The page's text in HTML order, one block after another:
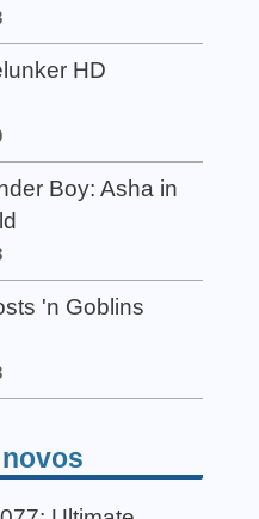
HD
Boy: Asha in
'n Goblins